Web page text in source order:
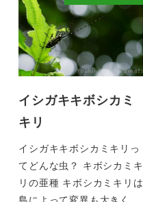
イシガキキボシカミ
キリ
イシガキキボシカミキリっ
てどんな虫？ キボシカミキ
リの亜種 キボシカミキリは